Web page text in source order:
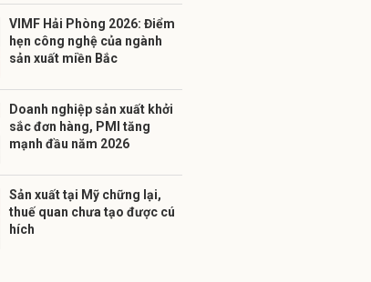
VIMF Hải Phòng 2026: Điểm
hẹn công nghệ của ngành
sản xuất miền Bắc
Doanh nghiệp sản xuất khởi
sắc đơn hàng, PMI tăng
mạnh đầu năm 2026
Sản xuất tại Mỹ chững lại,
thuế quan chưa tạo được cú
hích